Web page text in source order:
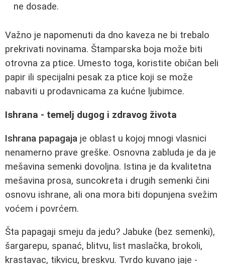
ne dosade.
Važno je napomenuti da dno kaveza ne bi trebalo
prekrivati novinama. Štamparska boja može biti
otrovna za ptice. Umesto toga, koristite običan beli
papir ili specijalni pesak za ptice koji se može
nabaviti u prodavnicama za kućne ljubimce.
Ishrana - temelj dugog i zdravog života
Ishrana papagaja je oblast u kojoj mnogi vlasnici
nenamerno prave greške. Osnovna zabluda je da je
mešavina semenki dovoljna. Istina je da kvalitetna
mešavina prosa, suncokreta i drugih semenki čini
osnovu ishrane, ali ona mora biti dopunjena svežim
voćem i povrćem.
Šta papagaji smeju da jedu? Jabuke (bez semenki),
šargarepu, spanać, blitvu, list maslačka, brokoli,
krastavac, tikvicu, breskvu. Tvrdo kuvano jaje -